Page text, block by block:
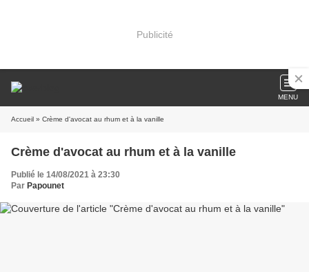
Publicité
MENU
Accueil » Crème d'avocat au rhum et à la vanille
Crème d'avocat au rhum et à la vanille
Publié le 14/08/2021 à 23:30
Par Papounet